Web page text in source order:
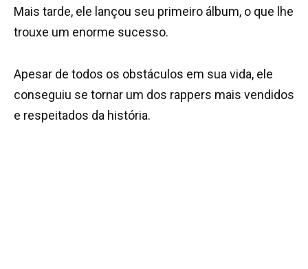
Mais tarde, ele lançou seu primeiro álbum, o que lhe
trouxe um enorme sucesso.
Apesar de todos os obstáculos em sua vida, ele
conseguiu se tornar um dos rappers mais vendidos
e respeitados da história.